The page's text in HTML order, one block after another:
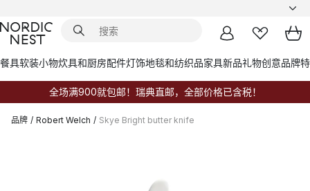
餐具软装小物炊具和厨房配件灯饰地毯和纺织品家具新品礼物创意品牌
全场满900就包邮！瑞典直邮，全部价格已含税！
品牌 / Robert Welch / Skye Bright butter knife